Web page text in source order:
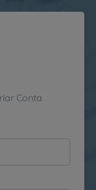
Conta